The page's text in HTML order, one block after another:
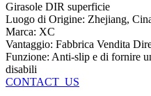
Girasole DIR superficie
Luogo di Origine: Zhejiang,
Marca: XC
Vantaggio: Fabbrica Vendita
Funzione: Anti-slip e di fornire
disabili
CONTACT_US